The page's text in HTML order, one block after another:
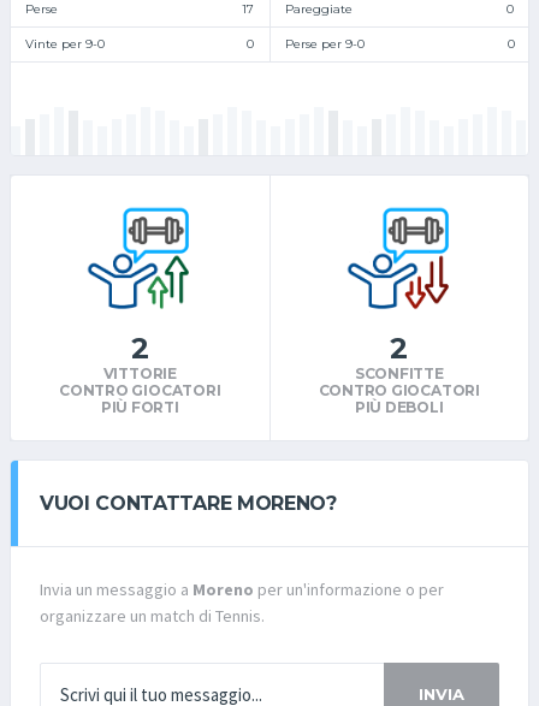
Perse 17 Pareggiate 0
Vinte per 9-0 0 Perse per 9-0 0
2
VITTORIE
CONTRO GIOCATORI
PIÙ FORTI
2
SCONFITTE
CONTRO GIOCATORI
PIÙ DEBOLI
VUOI CONTATTARE MORENO?
Invia un messaggio a Moreno per un'informazione o per
organizzare un match di Tennis.
INVIA